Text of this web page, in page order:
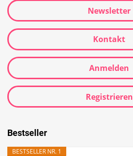
Newsletter
Kontakt
Anmelden
Registrieren
Bestseller
BESTSELLER NR. 1